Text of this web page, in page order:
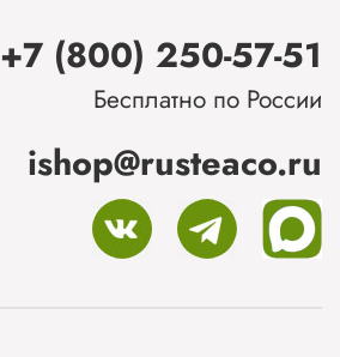
+7 (800) 250-57-51
Бесплатно по России
ishop@rusteaco.ru